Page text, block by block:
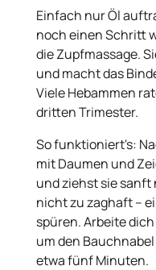
Einfach nur Öl
noch einen Schritt
die Zupfmassage.
und macht das
Viele Hebammen
dritten Trimester.
So funktioniert's:
mit Daumen und
und ziehst sie sanft
nicht zu zaghaft –
spüren. Arbeite
um den
etwa fünf Minuten.